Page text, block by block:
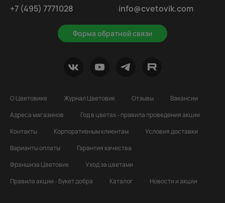
+7 (495) 7771028
Форма обратной связи
info@cvetovik.com
О Цветовике Журнал Цветовик Отзывы
Вакансии
Адреса магазинов
Год в цветах - правила проведения акции
Контакты
Корпоративным клиентам
Условия доставки
Варианты оплаты
Гарантия качества
Франшиза Цветовик
Уход за цветами
Правила акции - Букет добра
Каталог Новости и акции